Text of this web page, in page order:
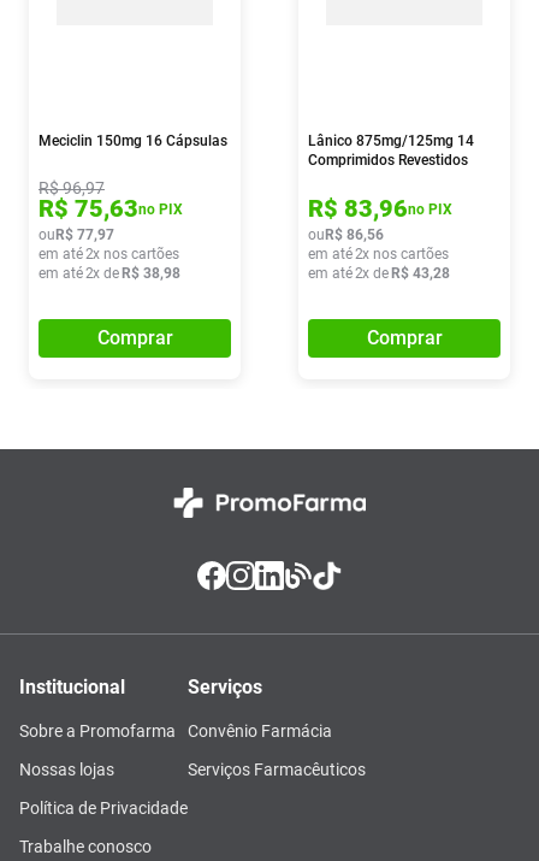
Meciclin 150mg 16 Cápsulas
R$96,97
R$ 75,63no PIX
ou R$ 77,97
em até2x nos cartões
em até2x de R$ 38,98
Comprar
Lânico 875mg/125mg 14
Comprimidos Revestidos
R$ 83,96no PIX
ou R$ 86,56
em até2x nos cartões
em até2x de R$ 43,28
Comprar
Institucional
Sobre a Promofarma
Nossas lojas
Política de Privacidade
Trabalhe conosco
Serviços
Convênio Farmácia
Serviços Farmacêuticos